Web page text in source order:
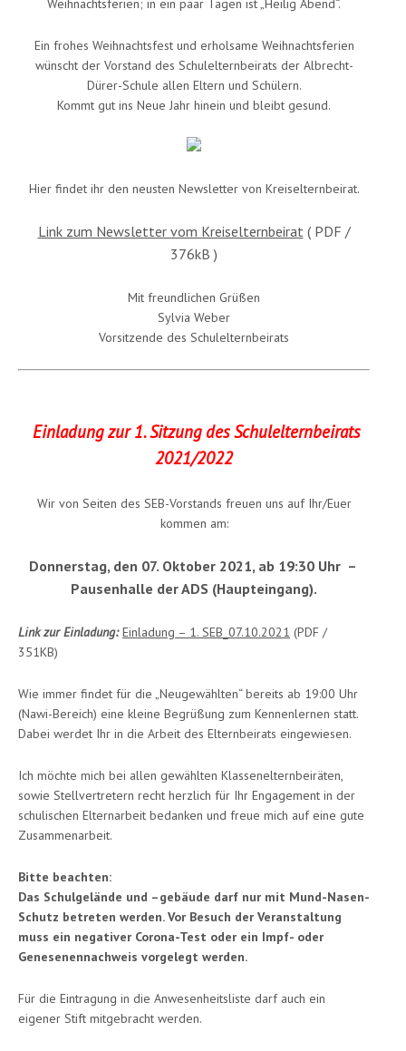
Weihnachtsferien; in ein paar Tagen ist „Heilig Abend“.
Ein frohes Weihnachtsfest und erholsame Weihnachtsferien
wünscht der Vorstand des Schulelternbeirats der Albrecht-
Dürer-Schule allen Eltern und Schülern.
Kommt gut ins Neue Jahr hinein und bleibt gesund.
Hier findet ihr den neusten Newsletter von Kreiselternbeirat.
Link zum Newsletter vom Kreiselternbeirat( PDF /
376kB )
Mit freundlichen Grüßen
Sylvia Weber
Vorsitzende des Schulelternbeirats
Einladung zur 1. Sitzung des Schulelternbeirats
2021/2022
Wir von Seiten des SEB-Vorstands freuen uns auf Ihr/Euer
kommen am:
Donnerstag, den 07. Oktober 2021, ab 19:30 Uhr –
Pausenhalle der ADS (Haupteingang).
Link zur Einladung: Einladung – 1. SEB_07.10.2021 (PDF /
351KB)
Wie immer findet für die „Neugewählten“ bereits ab 19:00 Uhr
(Nawi-Bereich) eine kleine Begrüßung zum Kennenlernen statt.
Dabei werdet Ihr in die Arbeit des Elternbeirats eingewiesen.
Ich möchte mich bei allen gewählten Klassenelternbeiräten,
sowie Stellvertretern recht herzlich für Ihr Engagement in der
schulischen Elternarbeit bedanken und freue mich auf eine gute
Zusammenarbeit.
Bitte beachten:
Das Schulgelände und –gebäude darf nur mit Mund-Nasen-
Schutz betreten werden. Vor Besuch der Veranstaltung
muss ein negativer Corona-Test oder ein Impf- oder
Genesenennachweis vorgelegt werden.
Für die Eintragung in die Anwesenheitsliste darf auch ein
eigener Stift mitgebracht werden.